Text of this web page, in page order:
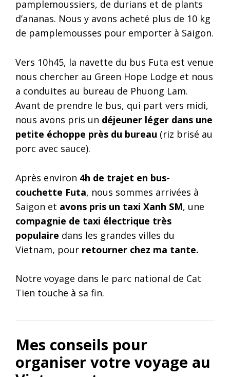
pamplemoussiers, de durians et de plants
d’ananas. Nous y avons acheté plus de 10 kg
de pamplemousses pour emporter à Saigon.
Vers 10h45, la navette du bus Futa est venue
nous chercher au Green Hope Lodge et nous
a conduites au bureau de Phuong Lam.
Avant de prendre le bus, qui part vers midi,
nous avons pris un déjeuner léger dans une
petite échoppe près du bureau (riz brisé au
porc avec sauce).
Après environ 4h de trajet en bus-
couchette Futa, nous sommes arrivées à
Saigon et avons pris un taxi Xanh SM, une
compagnie de taxi électrique très
populaire dans les grandes villes du
Vietnam, pour retourner chez ma tante.
Notre voyage dans le parc national de Cat
Tien touche à sa fin.
Mes conseils pour
organiser votre voyage au